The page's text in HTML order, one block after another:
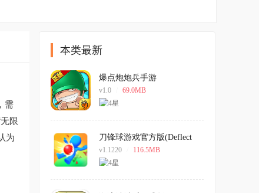
需
限
为
本类最新
爆点炮炮兵手游
v1.0 69.0MB
刀锋球游戏官方版(Deflect
Ball)
v1.1220 116.5MB